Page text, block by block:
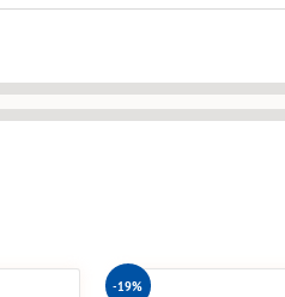
-19%